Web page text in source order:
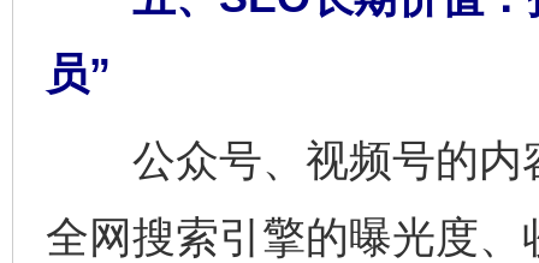
员”
公众号、视频号的内
全网搜索引擎的曝光度